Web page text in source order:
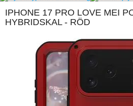
IPHONE 17 PRO LOVE MEI
HYBRIDSKAL - RÖD